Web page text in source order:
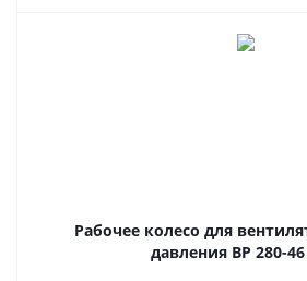
Рабочее колесо для
давления ВР 280-